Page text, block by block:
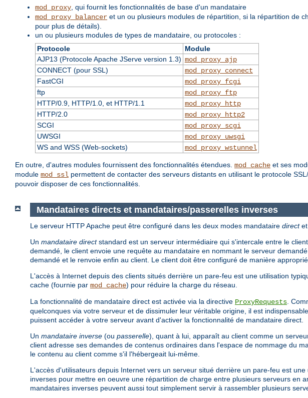
mod_proxy , qui fournit les fonctionnalités de base d'un mandataire
mod_proxy_balancer et un ou plusieurs modules de répartition, si la répartition de
pour plus de détails).
un ou plusieurs modules de types de mandataire, ou protocoles :
Protocole
Module
AJP13 (Protocole Apache JServe version 1.3) mod_proxy_ajp
CONNECT (pour SSL)
mod_proxy_connect
FastCGI
mod_proxy_fcgi
ftp
mod_proxy_ftp
HTTP/0.9, HTTP/1.0, et HTTP/1.1
mod_proxy_http
HTTP/2.0
mod_proxy_http2
SCGI
mod_proxy_scgi
UWSGI
mod_proxy_uwsgi
WS and WSS (Web-sockets)
mod_proxy_wstunnel
En outre, d'autres modules fournissent des fonctionnalités étendues. mod_cache et ses
module mod_ssl permettent de contacter des serveurs distants en utilisant le protocole
pouvoir disposer de ces fonctionnalités.
Mandataires directs et mandataires/passerelles inverses
Le serveur HTTP Apache peut être configuré dans les deux modes mandataire directet
Un mandataire directstandard est un serveur intermédiaire qui s'intercale entre le
demandé, le client envoie une requête au mandataire en nommant le serveur
demandé et le renvoie enfin au client. Le client doit être configuré de manière
L'accès à Internet depuis des clients situés derrière un pare-feu est une utilisation
cache (fournie par mod_cache) pour réduire la charge du réseau.
La fonctionnalité de mandataire direct est activée via la directive ProxyRequests.
quelconques via votre serveur et de dissimuler leur véritable origine, il est
puissent accéder à votre serveur avant d'activer la fonctionnalité de mandataire direct.
Un mandataire inverse (ou passerelle), quant à lui, apparaît au client comme un
client adresse ses demandes de contenus ordinaires dans l'espace de nommage du
le contenu au client comme s'il l'hébergeait lui-même.
L'accès d'utilisateurs depuis Internet vers un serveur situé derrière un pare-feu est
inverses pour mettre en oeuvre une répartition de charge entre plusieurs serveurs
mandataires inverses peuvent aussi tout simplement servir à rassembler plusieurs